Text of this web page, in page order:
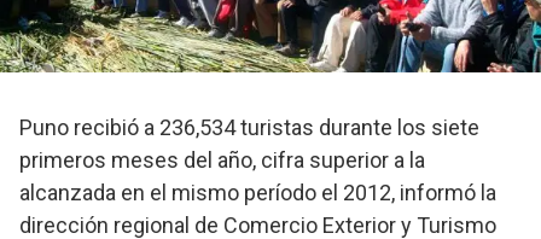
Puno recibió a 236,534 turistas durante los siete
primeros meses del año, cifra superior a la
alcanzada en el mismo período el 2012, informó la
dirección regional de Comercio Exterior y Turismo